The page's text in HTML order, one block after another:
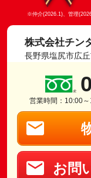
※仲介(2026.1)、管理
株式会社チン
長野県塩尻市広
営業時間：10:00
お問